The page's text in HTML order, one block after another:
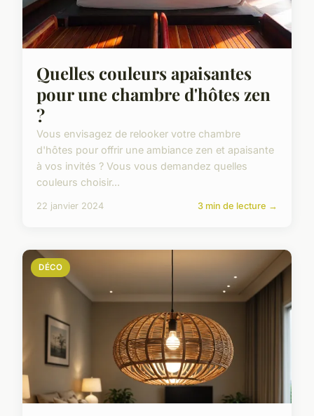
Quelles couleurs apaisantes
pour une chambre d'hôtes zen
?
Vous envisagez de relooker votre chambre
d'hôtes pour offrir une ambiance zen et apaisante
à vos invités ? Vous vous demandez quelles
couleurs choisir...
22 janvier 2024 3 min de lecture →
DÉCO